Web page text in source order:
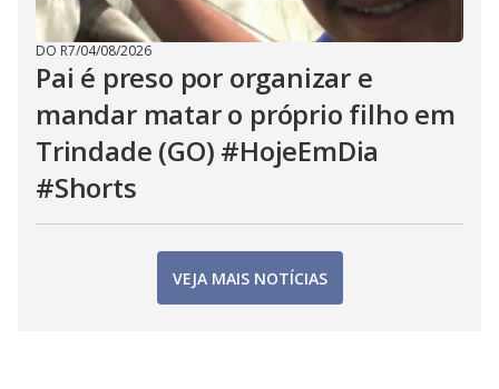
DO R7/04/08/2026
Pai é preso por organizar e
mandar matar o próprio filho em
Trindade (GO) #HojeEmDia
#Shorts
VEJA MAIS NOTÍCIAS